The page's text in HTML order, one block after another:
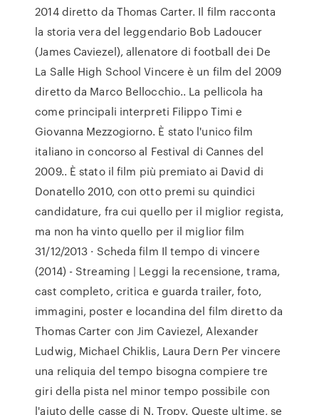
2014 diretto da Thomas Carter. Il film racconta
la storia vera del leggendario Bob Ladoucer
(James Caviezel), allenatore di football dei De
La Salle High School Vincere è un film del 2009
diretto da Marco Bellocchio.. La pellicola ha
come principali interpreti Filippo Timi e
Giovanna Mezzogiorno. È stato l'unico film
italiano in concorso al Festival di Cannes del
2009.. È stato il film più premiato ai David di
Donatello 2010, con otto premi su quindici
candidature, fra cui quello per il miglior regista,
ma non ha vinto quello per il miglior film
31/12/2013 · Scheda film Il tempo di vincere
(2014) - Streaming | Leggi la recensione, trama,
cast completo, critica e guarda trailer, foto,
immagini, poster e locandina del film diretto da
Thomas Carter con Jim Caviezel, Alexander
Ludwig, Michael Chiklis, Laura Dern Per vincere
una reliquia del tempo bisogna compiere tre
giri della pista nel minor tempo possibile con
l'aiuto delle casse di N. Tropy. Queste ultime, se